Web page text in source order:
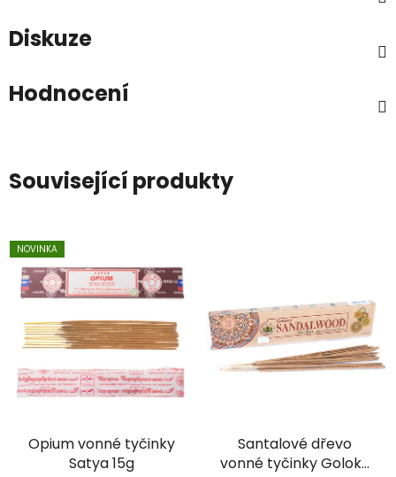
Diskuze
Hodnocení
Související produkty
NOVINKA
Opium vonné tyčinky
Satya 15g
Santalové dřevo
vonné tyčinky Goloka